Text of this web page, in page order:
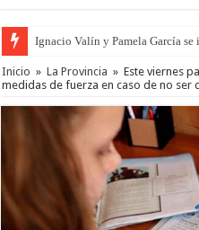
Ignacio Valín y Pamela García
Inicio » La Provincia » Este viernes
medidas de fuerza en caso de no ser